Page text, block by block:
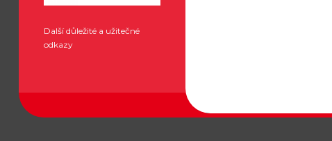
Další důležité a užitečné
odkazy